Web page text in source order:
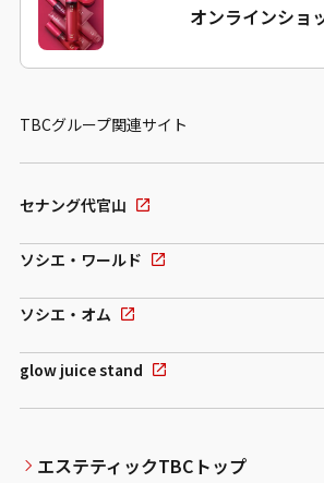
オンラインショ
TBCグループ関連サイト
セナング代官山
ソシエ・ワールド
ソシエ・オム
glow juice stand
エステティックTBCトップ